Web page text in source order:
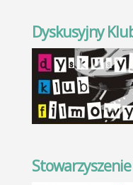
Dyskusyjny